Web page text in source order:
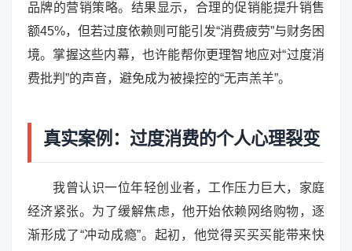
品牌的营销策略。结果显示，合理的促销能提升销售
额45%，但若过度依赖则可能引发“消费疲劳”与财务困
境。掌握这些内幕，也许能帮你更理智地应对“过度消
费批判”的声音，避免成为被操控的“无声羔羊”。
真实案例：过度消费的个人心理裂变
我曾认识一位年轻创业者，工作压力巨大，家庭
经济紧张。为了缓解焦虑，他开始依赖网络购物，逐
渐形成了“冲动成瘾”。起初，他觉得买买买能带来快